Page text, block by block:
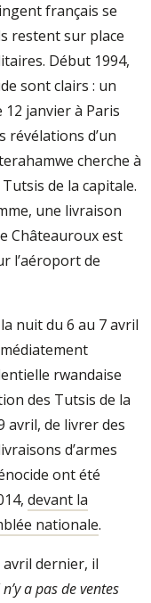
français se
restent sur place
Début 1994,
sont clairs : un
janvier à Paris
révélations d’un
cherche à
de la capitale.
une livraison
Châteauroux est
l’aéroport de
nuit du 6 au 7 avril
rwandaise
des Tutsis de la
avril, de livrer des
d’armes
ont été
devant la
nationale.
avril dernier, il
a pas de ventes